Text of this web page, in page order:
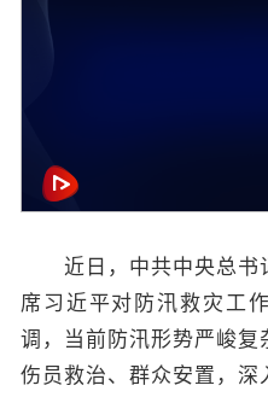
近日，中共中央总书
席习近平对防汛救灾工
调，当前防汛形势严峻复
伤员救治、群众安置，深